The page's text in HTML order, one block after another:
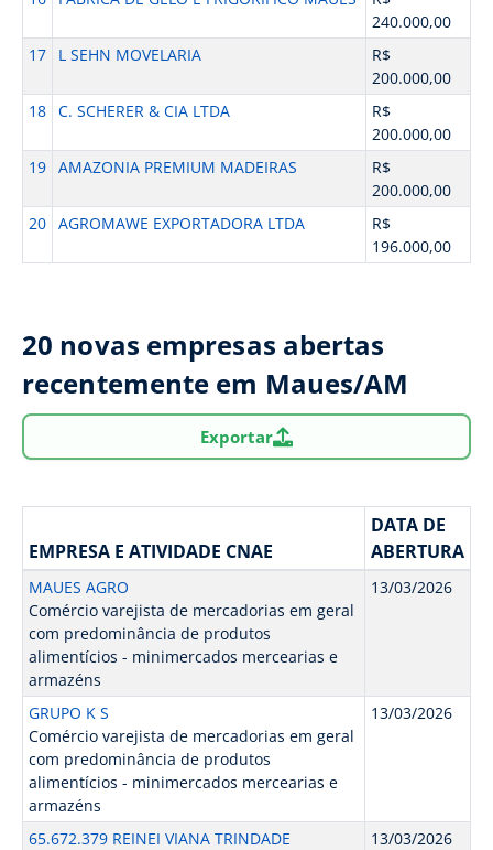
240.000,00
17
L SEHN MOVELARIA
R$
200.000,00
18 C. SCHERER & CIA LTDA
R$
200.000,00
19 AMAZONIA PREMIUM MADEIRAS
R$
200.000,00
20 AGROMAWE EXPORTADORA LTDA
R$
196.000,00
20 novas empresas abertas
recentemente em Maues/AM
Exportar
EMPRESA E ATIVIDADE CNAE
DATA DE
ABERTURA
MAUES AGRO
Comércio varejista de mercadorias em geral
com predominância de produtos
alimentícios - minimercados mercearias e
armazéns
13/03/2026
GRUPO K S
Comércio varejista de mercadorias em geral
com predominância de produtos
alimentícios - minimercados mercearias e
armazéns
13/03/2026
65.672.379 REINEI VIANA TRINDADE
13/03/2026